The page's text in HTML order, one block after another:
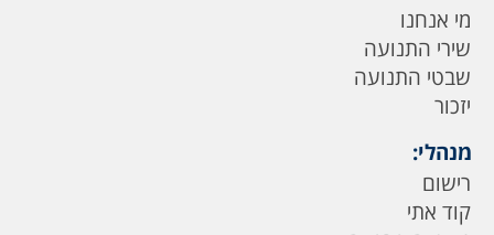
מי אנחנו
שירי התנועה
שבטי התנועה
יזכור
מנהלי:
רישום
קוד אתי